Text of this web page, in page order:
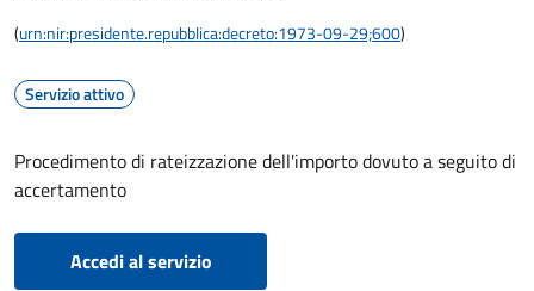
(urn:nir:presidente.repubblica:decreto:1973-09-29;600)
Servizio attivo
Procedimento di rateizzazione dell'importo dovuto a seguito di
accertamento
Accedi al servizio